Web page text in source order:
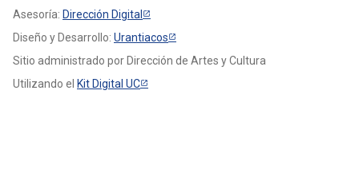
Asesoría: Dirección Digital
Diseño y Desarrollo: Urantiacos
Sitio administrado por Dirección de Artes y Cultura
Utilizando el Kit Digital UC